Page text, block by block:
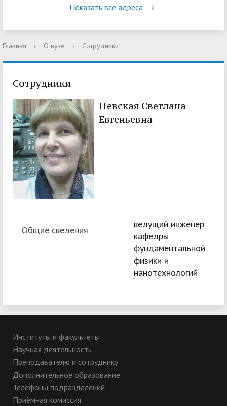
Показать все адреса
Главная › О вузе › Сотрудники
Сотрудники
Невская Светлана
Евгеньевна
Общие сведения
ведущий инженер
кафедры
фундаментальной
физики и
нанотехнологий
Институты и факультеты
Научная деятельность
Преподавателю и сотруднику
Дополнительное образование
Телефоны подразделений
Приёмная комиссия